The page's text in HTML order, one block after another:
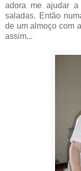
adora me ajudar a
saladas. Então
de um almoço com
assim...